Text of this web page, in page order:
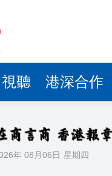
視聽 港深合作
年 08月06日 星期四